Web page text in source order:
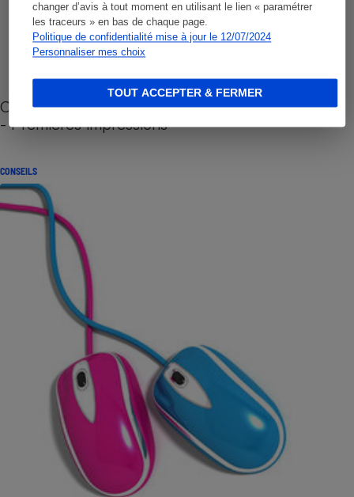
changer d’avis à tout moment en utilisant le lien « paramétrer
les traceurs » en bas de chaque page.
Politique de confidentialité mise à jour le 12/07/2024
Personnaliser mes choix
TOUT ACCEPTER & FERMER
Cafetière à capsules zéro déchet CoffeeB (vidéo)
- Premières impressions
CONSEILS